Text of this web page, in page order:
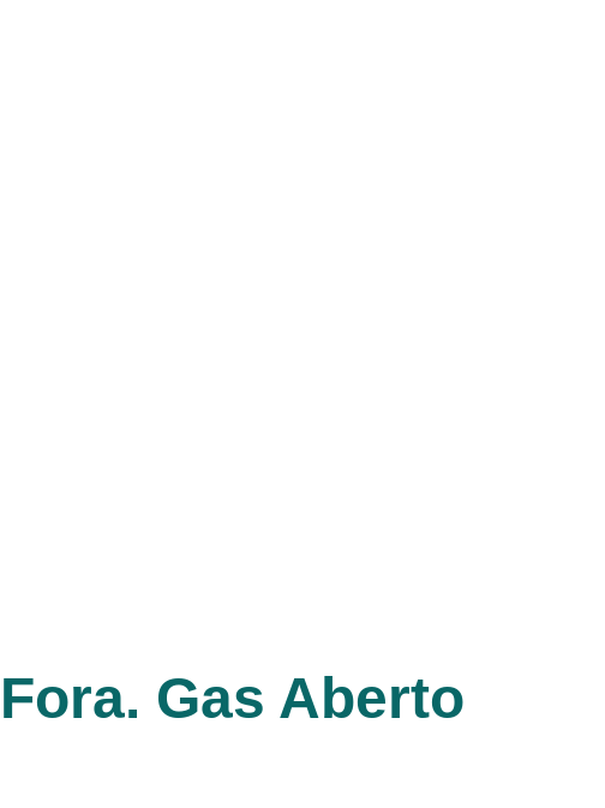
Gas Aberto